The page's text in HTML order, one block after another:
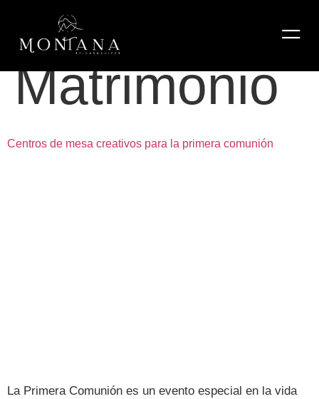
Etiqueta:
Matrimonio
Centros de mesa creativos para la primera comunión
La Primera Comunión es un evento especial en la vida